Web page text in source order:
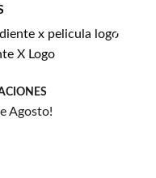
X Logo
Agosto!